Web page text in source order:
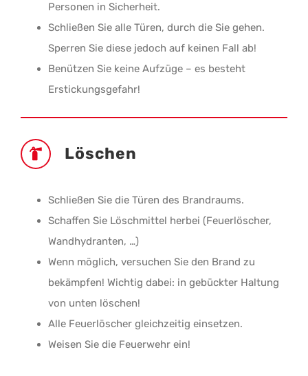
Personen in Sicherheit.
Schließen Sie alle Türen, durch die Sie gehen.
Sperren Sie diese jedoch auf keinen Fall ab!
Benützen Sie keine Aufzüge – es besteht
Erstickungsgefahr!
Löschen
Schließen Sie die Türen des Brandraums.
Schaffen Sie Löschmittel herbei (Feuerlöscher,
Wandhydranten, …)
Wenn möglich, versuchen Sie den Brand zu
bekämpfen! Wichtig dabei: in gebückter Haltung
von unten löschen!
Alle Feuerlöscher gleichzeitig einsetzen.
Weisen Sie die Feuerwehr ein!